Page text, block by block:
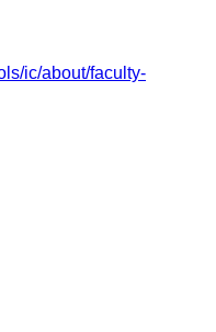
ic/about/faculty-